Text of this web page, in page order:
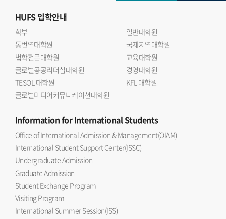
HUFS입학안내
학부
일반대학원
통번역대학원
국제지역대학원
법학전문대학원
교육대학원
글로벌공공리더십대학원
경영대학원
TESOL 대학원
KFL 대학원
글로벌미디어커뮤니케이션대학원
Informationfor International Students
Office of International Admission & Management(OIAM)
International Student Support Center(ISSC)
Undergraduate Admission
Graduate Admission
Student Exchange Program
Visiting Program
International Summer Session(ISS)